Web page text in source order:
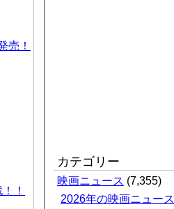
売！
！
カテゴリー
映画ニュース (7,355)
2026年の映画ニュース